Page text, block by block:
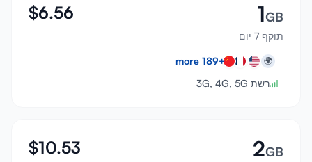
1GB
תוקף 7 יום
$6.56
🌍
+
189
רשת 3G, 4G, 5G
2GB
$10.53